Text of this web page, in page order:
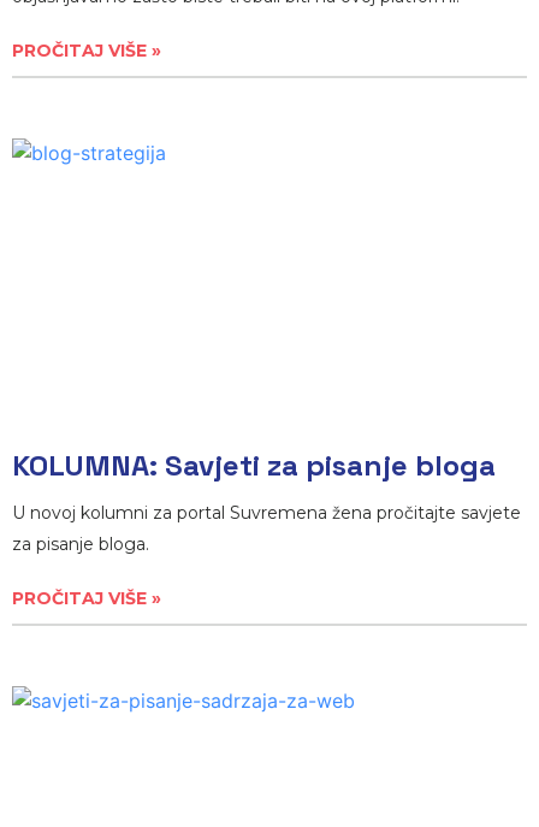
PROČITAJ VIŠE »
KOLUMNA: Savjeti za pisanje bloga
U novoj kolumni za portal Suvremena žena pročitajte savjete
za pisanje bloga.
PROČITAJ VIŠE »